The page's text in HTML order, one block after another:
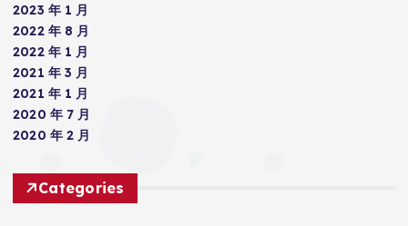
2023 年 1 月
2022 年 8 月
2022 年 1 月
2021 年 3 月
2021 年 1 月
2020 年 7 月
2020 年 2 月
Categories